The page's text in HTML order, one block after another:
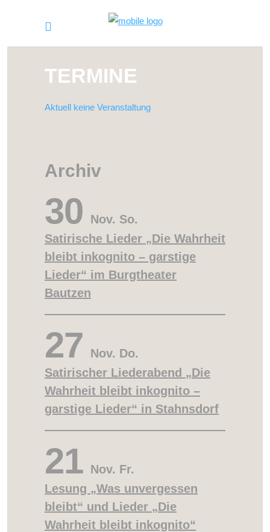
TERMINE
Aktuell keine Veranstaltung
Archiv
30 Nov. So.
Satirische Lieder „Die Wahrheit
bleibt inkognito – garstige
Lieder“ im Burgtheater
Bautzen
27 Nov. Do.
Satirischer Liederabend „Die
Wahrheit bleibt inkognito –
garstige Lieder“ in Stahnsdorf
21 Nov. Fr.
Lesung „Was unvergessen
bleibt“ und Lieder „Die
Wahrheit bleibt inkognito“